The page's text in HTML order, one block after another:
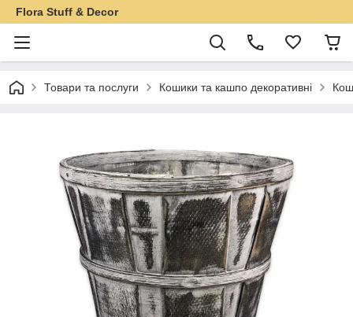
Flora Stuff & Decor
Товари та послуги Кошики та кашпо декоративні